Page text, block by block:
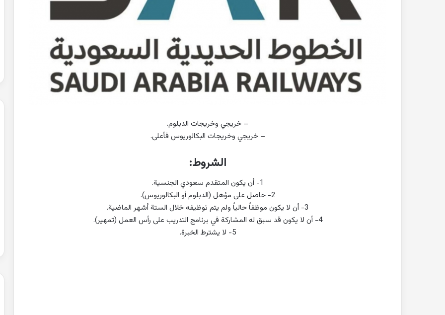
– خريجي وخريجات الدبلوم.
– خريجي وخريجات البكالوريوس فأعلى.
الشروط:
1- أن يكون المتقدم سعودي الجنسية.
2- حاصل على مؤهل (الدبلوم أو البكالوريوس).
3- أن لا يكون موظفاً حالياً ولم يتم توظيفه خلال الستة أشهر الماضية.
4- أن لا يكون قد سبق له المشاركة في برنامج التدريب على رأس العمل (تمهير).
5- لا يشترط الخبرة.